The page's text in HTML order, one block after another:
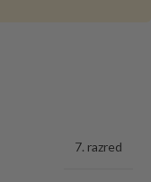
7. razred